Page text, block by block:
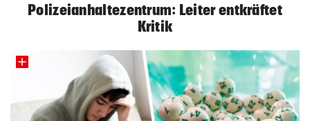
Polizeianhaltezentrum: Leiter entkräftet
Kritik